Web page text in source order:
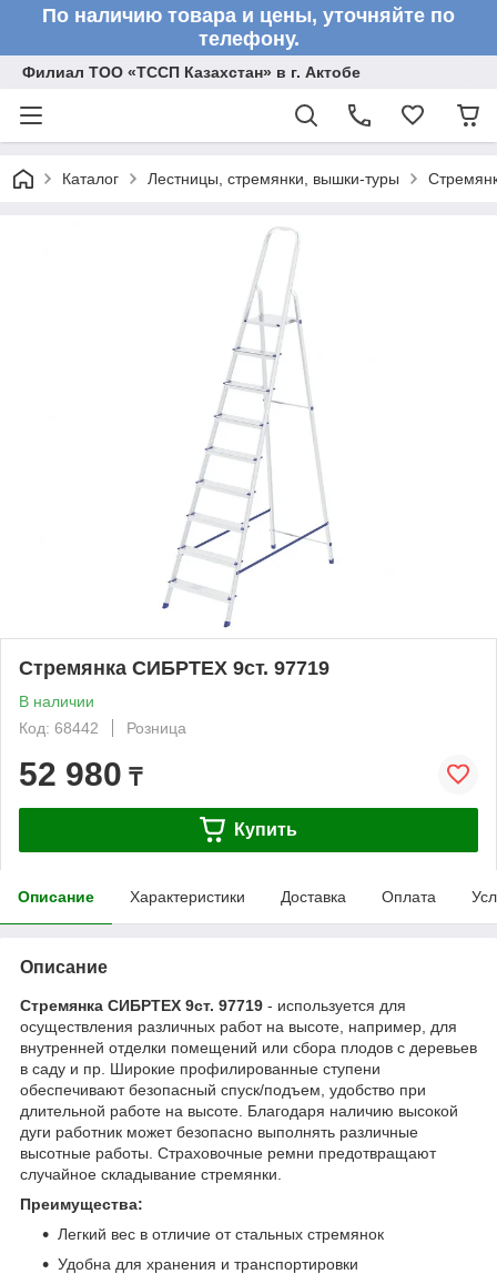
По наличию товара и цены, уточняйте по
телефону.
Филиал ТОО «ТССП Казахстан» в г. Актобе
Каталог Лестницы, стремянки, вышки-туры
Стремянка СИБРТЕХ 9ст. 97719
В наличии
Код: 68442
Розница
52 980 ₸
Купить
Описание Характеристики Доставка Оплата
Описание
Стремянка СИБРТЕХ 9ст. 97719 - используется для
осуществления различных работ на высоте, например, для
внутренней отделки помещений или сбора плодов с деревьев
в саду и пр. Широкие профилированные ступени
обеспечивают безопасный спуск/подъем, удобство при
длительной работе на высоте. Благодаря наличию высокой
дуги работник может безопасно выполнять различные
высотные работы. Страховочные ремни предотвращают
случайное складывание стремянки.
Преимущества:
Легкий вес в отличие от стальных стремянок
Удобна для хранения и транспортировки